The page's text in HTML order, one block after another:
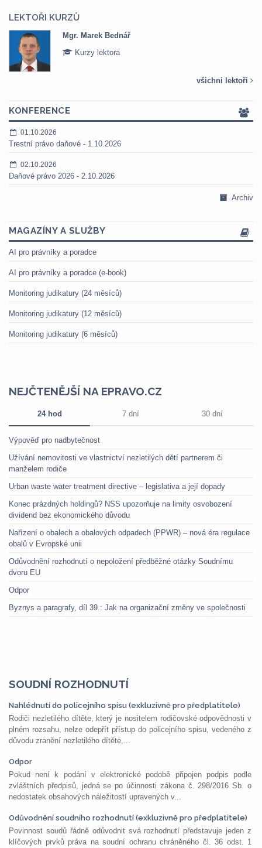
LEKTOŘI KURZŮ
všichni lektoři
KONFERENCE
01.10.2026
Trestní právo daňové - 1.10.2026
02.10.2026
Daňové právo 2026 - 2.10.2026
Archiv
MAGAZÍNY A SLUŽBY
AI pro právníky a poradce
AI pro právníky a poradce (e-book)
Monitoring judikatury (24 měsíců)
Monitoring judikatury (12 měsíců)
Monitoring judikatury (6 měsíců)
NEJČTENĚJŠÍ NA EPRAVO.CZ
24 hod 7 dní 30 dní
Výpověď pro nadbytečnost
Užívání nemovitosti ve vlastnictví nezletilých dětí partnerem či
manželem rodiče
Urban waste water treatment directive – legislativa a její dopady
Konec prázdných holdingů? NSS upozorňuje na limity osvobození
dividend bez ekonomického důvodu
Nařízení o obalech a obalových odpadech (PPWR) – nová éra regulace
obalů v Evropské unii
Odůvodnění rozhodnutí o nepoložení předběžné otázky Soudnímu
dvoru EU
Odpor
Byznys a paragrafy, díl 39.: Jak na organizační změny ve společnosti
SOUDNÍ ROZHODNUTÍ
Nahlédnutí do policejního spisu (exkluzivně pro předplatitele)
Rodiči nezletilého dítěte, který je nositelem rodičovské odpovědnosti v
plném rozsahu, nelze odepřít přístup do policejního spisu, vedeného z
důvodu zranění nezletilého dítěte,...
Odpor
Pokud není k podání v elektronické podobě připojen podpis podle
zvláštních předpisů, jedná se po účinnosti zákona č. 298/2016 Sb. o
nedostatek obsahových náležitostí upravených v...
Odůvodnění soudního rozhodnutí (exkluzivně pro předplatitele)
Povinnost soudů řádně odůvodnit svá rozhodnutí představuje jeden z
klíčových prvků práva na soudní ochranu chráněného čl. 36 odst. 1